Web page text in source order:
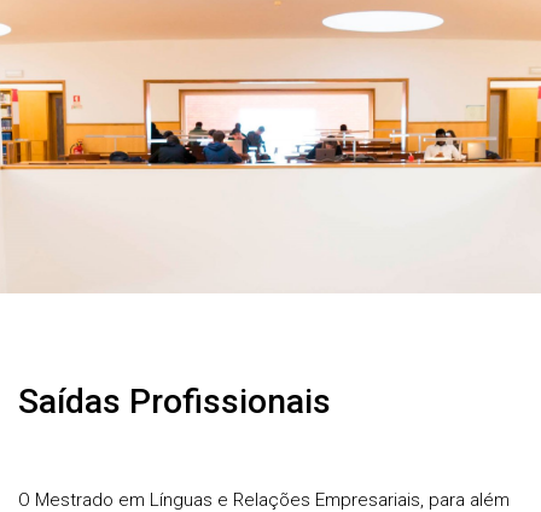
Saídas Profissionais
O Mestrado em Línguas e Relações Empresariais, para além